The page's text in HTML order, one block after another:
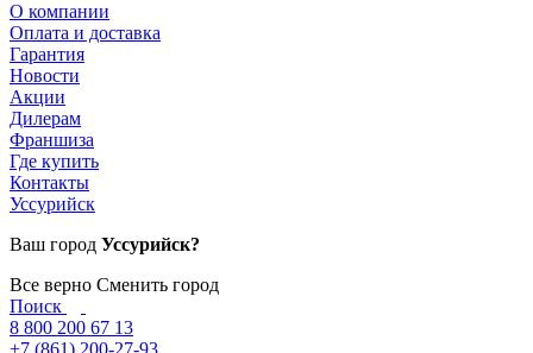
О компании
Оплата и доставка
Гарантия
Новости
Акции
Дилерам
Франшиза
Где купить
Контакты
Уссурийск
Ваш город Уссурийск?
Все верно Сменить город
Поиск
8 800 200 67 13
+7 (861) 200-27-93